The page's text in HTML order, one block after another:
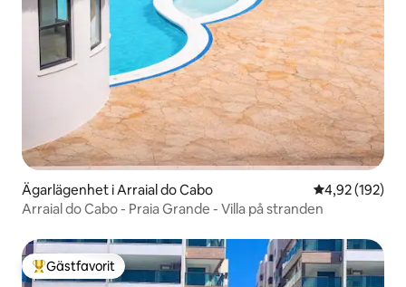
Ägarlägenhet i Arraial do Cabo 4,92 av 5 i
4,92 (192)
Arraial do Cabo - Praia Grande - Villa på stranden
Populär gästfavorit
Gästfavorit